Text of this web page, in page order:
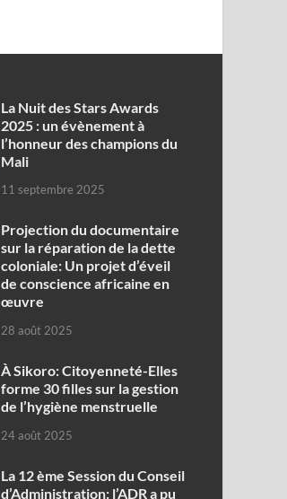
‎La Nuit des Stars Awards
2025 : un évènement à
l’honneur des champions du
Mali
11 septembre 2025
Projection du documentaire
sur la réparation de la dette
coloniale: Un projet d’éveil
de conscience africaine en
œuvre‎
28 août 2025
À Sikoro: Citoyenneté-Elles
forme 30 filles sur la gestion
de l’hygiène menstruelle
24 août 2025
La 12 ème Session du Conseil
d’Administration: l’ADR a pu